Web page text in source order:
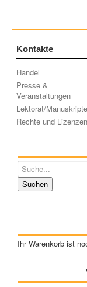
Kontakte
Handel
Presse &
Veranstaltungen
Lektorat/Manuskripte
Rechte und Lizenzen
Ihr Warenkorb ist